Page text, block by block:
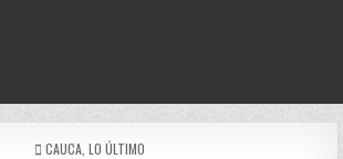
POSTED
CAUCA LO ÚLTIMO